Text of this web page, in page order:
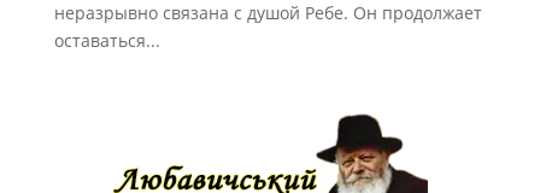
неразрывно связана с душой Ребе. Он продолжает
оставаться...